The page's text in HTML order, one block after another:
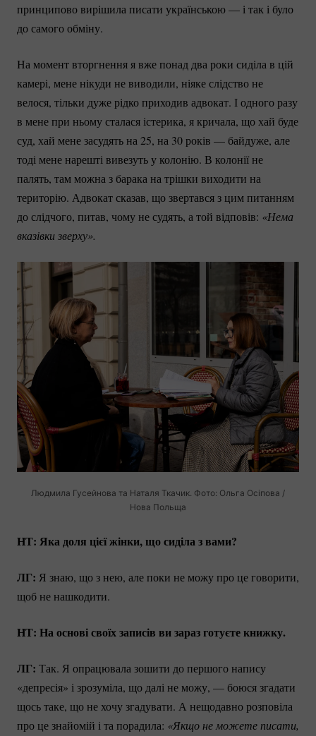
принципово вирішила писати українською — і так і було
до самого обміну.
На момент вторгнення я вже понад два роки сиділа в цій
камері, мене нікуди не виводили, ніяке слідство не
велося, тільки дуже рідко приходив адвокат. І одного разу
в мене при ньому сталася істерика, я кричала, що хай буде
суд, хай мене засудять на 25, на 30 років — байдуже, але
тоді мене нарешті вивезуть у колонію. В колонії не
палять, там можна з барака на трішки виходити на
територію. Адвокат сказав, що звертався з цим питанням
до слідчого, питав, чому не судять, а той відповів: «Нема
вказівки зверху».
Людмила Гусейнова та Наталя Ткачик. Фото: Ольга Осіпова /
Нова Польща
НТ: Яка доля цієї жінки, що сиділа з вами?
ЛГ: Я знаю, що з нею, але поки не можу про це говорити,
щоб не нашкодити.
НТ: На основі своїх записів ви зараз готуєте книжку.
ЛГ: Так. Я опрацювала зошити до першого напису
«депресія» і зрозуміла, що далі не можу, — боюся згадати
щось таке, що не хочу згадувати. А нещодавно розповіла
про це знайомій і та порадила: «Якщо не можете писати,